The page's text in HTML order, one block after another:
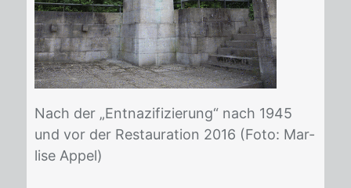
Nach der „Ent­na­zi­fi­zie­rung“ nach 1945
und vor der Re­stau­ra­ti­on 2016 (Foto: Mar­
lise Ap­pel)